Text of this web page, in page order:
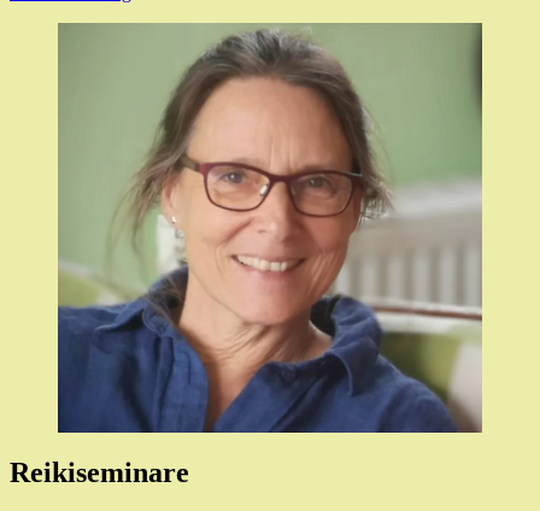
Reikiseminare